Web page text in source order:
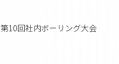
第10回社内ボーリング大会